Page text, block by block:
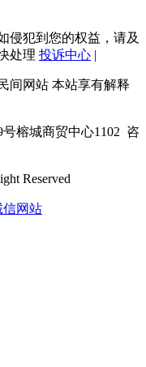
侵犯到您的权益，请及
处理 投诉中心 |
间网站 本站享有解释
榕城商贸中心1102 咨
Reserved
信网站